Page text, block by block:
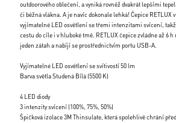
outdoorového oblečení, a vyniká rovněž dvakrát lepšími
či běžná vlákna. A je navíc dokonale lehká! Čepice RETLUX
vyjímatelné LED osvětlení se třemi intenzitami svícení,
cestu do cíle i v hluboké tmě. RETLUX čepice zvládne až 6
jeden zátah a nabíjí se prostřednictvím portu USB-A.
Vyjímatelné LED osvětlení se svítivostí 50 lm
Barva světla Studená Bílá (5500 K)
4 LED diody
3 intenzity svícení (100%, 75%, 50%)
Špičková izolace 3M Thinsulate, která spolehlivě chrání